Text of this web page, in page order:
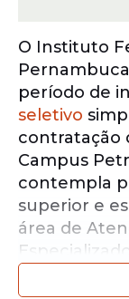
O Instituto
período de
seletivo
contratação
Campus
contempla
superior e
área de
Especializado